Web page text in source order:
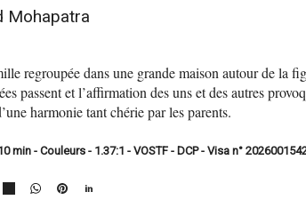
Mohapatra
regroupée dans une grande maison autour de la
passent et l’affirmation des uns et des autres
harmonie tant chérie par les parents.
min - Couleurs - 1.37:1 - VOSTF - DCP - Visa n°